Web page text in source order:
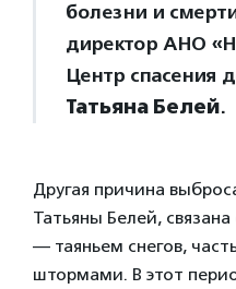
болезни и
директор АНО
Центр спасения
Татьяна Белей.
Другая причина
Татьяны Белей,
— таяньем снегов,
штормами. В этот